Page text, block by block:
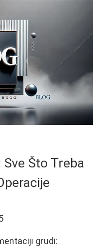
Što Treba
grudi: